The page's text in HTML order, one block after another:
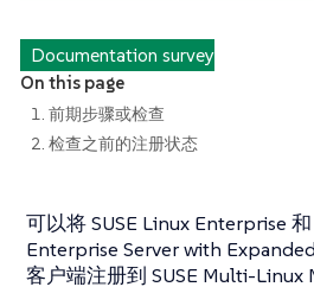
Documentation survey
On this page
1. 前期步骤或检查
2. 检查之前的注册状态
可以将 SUSE Linux Enterprise 和
Enterprise Server with
客户端注册到 SUSE Multi-Linux